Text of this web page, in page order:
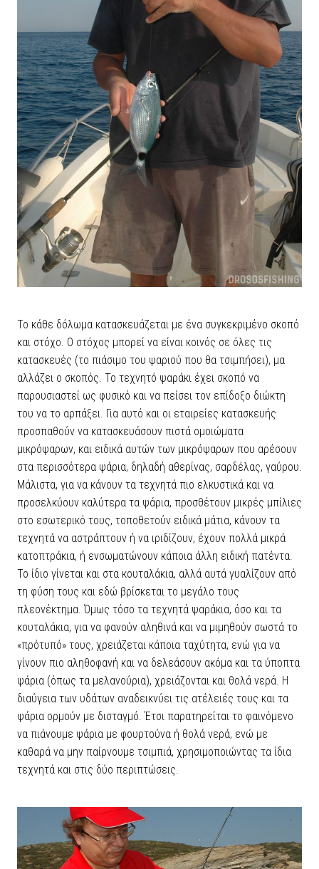
Το κάθε δόλωμα κατασκευάζεται με ένα συγκεκριμένο σκοπό
και στόχο. Ο στόχος μπορεί να είναι κοινός σε όλες τις
κατασκευές (το πιάσιμο του ψαριού που θα τσιμπήσει), μα
αλλάζει ο σκοπός. Το τεχνητό ψαράκι έχει σκοπό να
παρουσιαστεί ως φυσικό και να πείσει τον επίδοξο διώκτη
του να το αρπάξει. Για αυτό και οι εταιρείες κατασκευής
προσπαθούν να κατασκευάσουν πιστά ομοιώματα
μικρόψαρων, και ειδικά αυτών των μικρόψαρων που αρέσουν
στα περισσότερα ψάρια, δηλαδή αθερίνας, σαρδέλας, γαύρου.
Μάλιστα, για να κάνουν τα τεχνητά πιο ελκυστικά και να
προσελκύουν καλύτερα τα ψάρια, προσθέτουν μικρές μπίλιες
στο εσωτερικό τους, τοποθετούν ειδικά μάτια, κάνουν τα
τεχνητά να αστράπτουν ή να ιριδίζουν, έχουν πολλά μικρά
κατοπτράκια, ή ενσωματώνουν κάποια άλλη ειδική πατέντα.
Το ίδιο γίνεται και στα κουταλάκια, αλλά αυτά γυαλίζουν από
τη φύση τους και εδώ βρίσκεται το μεγάλο τους
πλεονέκτημα. Όμως τόσο τα τεχνητά ψαράκια, όσο και τα
κουταλάκια, για να φανούν αληθινά και να μιμηθούν σωστά το
«πρότυπό» τους, χρειάζεται κάποια ταχύτητα, ενώ για να
γίνουν πιο αληθοφανή και να δελεάσουν ακόμα και τα ύποπτα
ψάρια (όπως τα μελανούρια), χρειάζονται και θολά νερά. Η
διαύγεια των υδάτων αναδεικνύει τις ατέλειές τους και τα
ψάρια ορμούν με δισταγμό. Έτσι παρατηρείται το φαινόμενο
να πιάνουμε ψάρια με φουρτούνα ή θολά νερά, ενώ με
καθαρά να μην παίρνουμε τσιμπιά, χρησιμοποιώντας τα ίδια
τεχνητά και στις δύο περιπτώσεις.